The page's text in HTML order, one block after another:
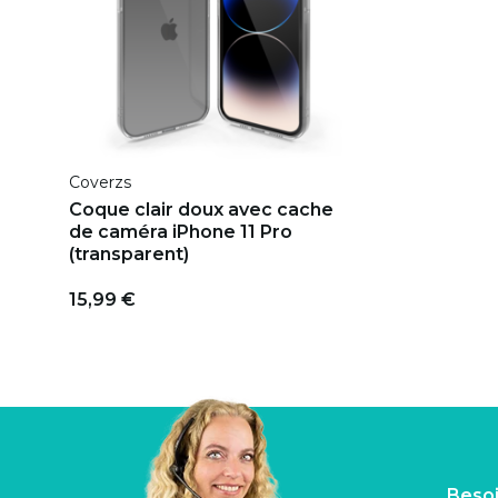
Coverzs
Coque clair doux avec cache
de caméra iPhone 11 Pro
(transparent)
15,99 €